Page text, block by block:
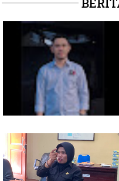
Soal Intervensi Politik,
Langkah Wakil Ketua
Komisi I Bukan